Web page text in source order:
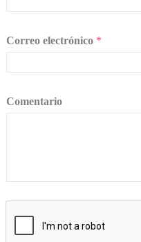
Correo electrónico *
Comentario